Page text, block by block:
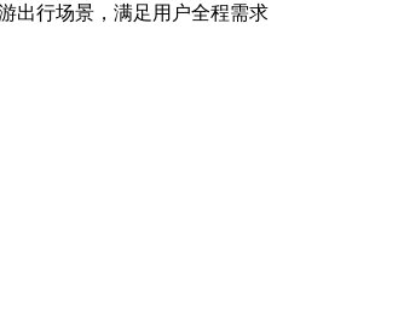
出行场景，满足用户全程需求